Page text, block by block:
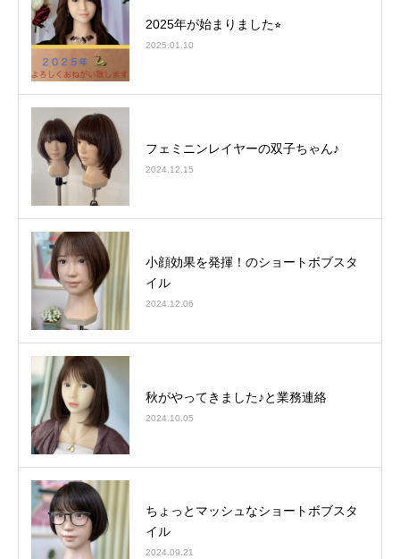
2025年が始まりました⭐︎
2025.01.10
フェミニンレイヤーの双子ちゃん♪
2024.12.15
小顔効果を発揮！のショートボブスタ
イル
2024.12.06
秋がやってきました♪と業務連絡
2024.10.05
ちょっとマッシュなショートボブスタ
イル
2024.09.21